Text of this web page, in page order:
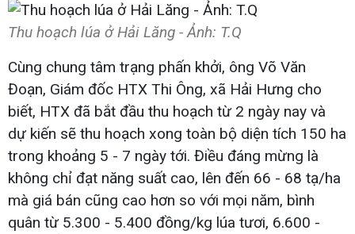
Thu hoạch lúa ở Hải Lăng - Ảnh: T.Q​
Cùng chung tâm trạng phấn khởi, ông Võ Văn
Đoạn, Giám đốc HTX Thi Ông, xã Hải Hưng cho
biết, HTX đã bắt đầu thu hoạch từ 2 ngày nay và
dự kiến sẽ thu hoạch xong toàn bộ diện tích 150 ha
trong khoảng 5 - 7 ngày tới. Điều đáng mừng là
không chỉ đạt năng suất cao, lên đến 66 - 68 tạ/ha
mà giá bán cũng cao hơn so với mọi năm, bình
quân từ 5.300 - 5.400 đồng/kg lúa tươi, 6.600 -